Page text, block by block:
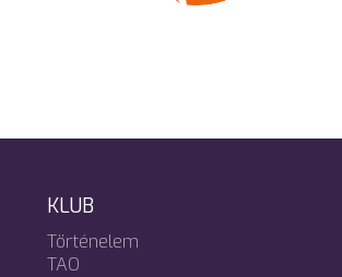
KLUB
Történelem
TAO